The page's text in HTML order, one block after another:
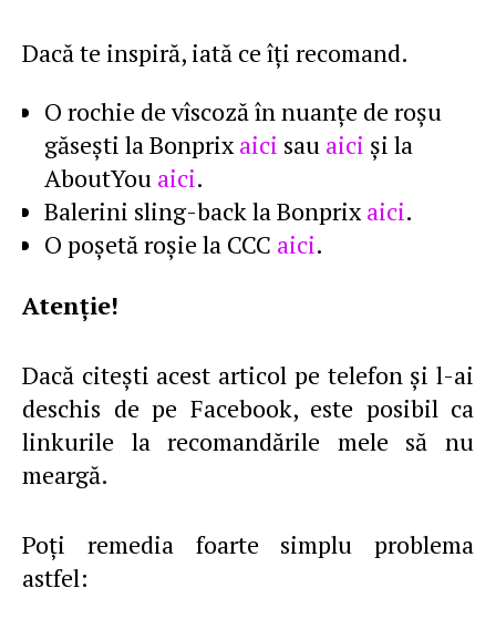
Dacă te inspiră, iată ce îţi recomand.
O rochie de vîscoză în nuanţe de roşu
găseşti la Bonprixaici sau aici şi la
AboutYou aici.
Balerini sling-back la Bonprixaici.
O poşetă roşie la CCC aici.
Atenţie!
Dacă citeşti acest articol pe telefon şi l-ai
deschis de pe Facebook, este posibil ca
linkurile la recomandările mele să nu
meargă.
Poţi remedia foarte simplu problema
astfel: